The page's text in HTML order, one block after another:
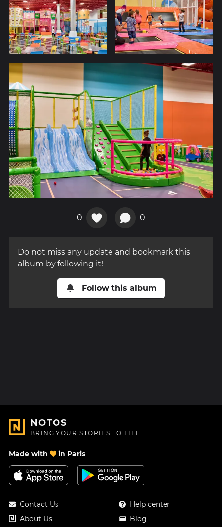
0 0
Do not miss any update and bookmark this
album by following it!
Follow this album
NOTOS
BRING YOUR STORIES TO LIFE
Made with in Paris
Contact Us
About Us
Help center
Blog